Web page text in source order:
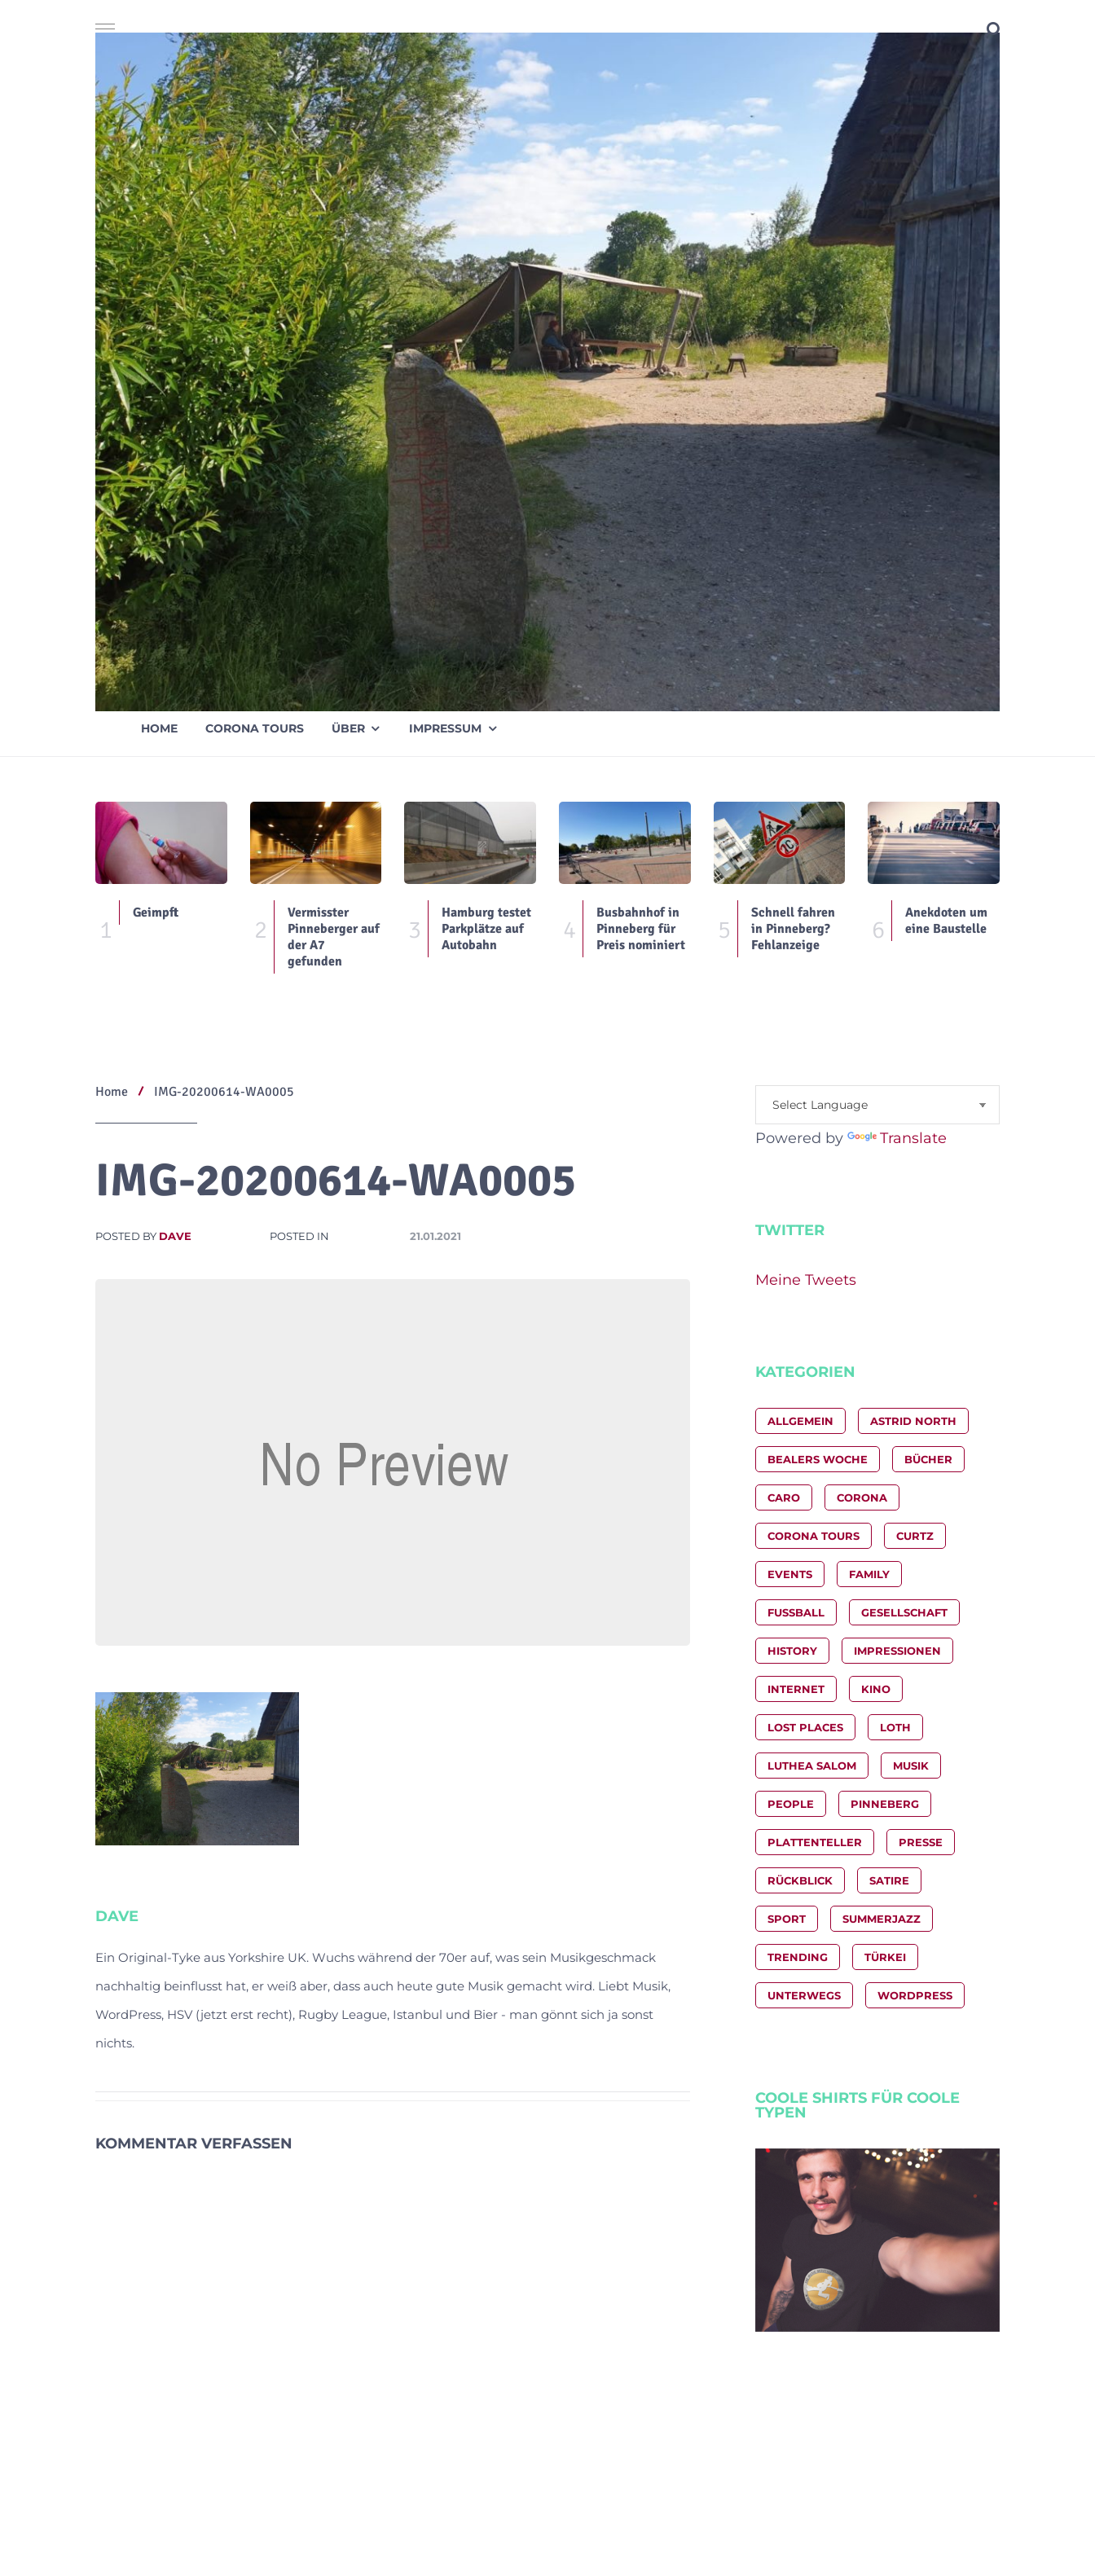
HOME CORONA TOURS ÜBER IMPRESSUM
1
Geimpft
2
Vermisster
Pinneberger auf
der A7
gefunden
3
Hamburg testet
Parkplätze auf
Autobahn
4
Busbahnhof in
Pinneberg für
Preis nominiert
5
Schnell fahren
in Pinneberg?
Fehlanzeige
6
Anekdoten um
eine Baustelle
Home IMG-20200614-WA0005
IMG-20200614-WA0005
POSTED BY DAVE POSTED IN 21.01.2021
DAVE
Ein Original-Tyke aus Yorkshire UK. Wuchs während der 70er auf, was sein Musikgeschmack
nachhaltig beinflusst hat, er weiß aber, dass auch heute gute Musik gemacht wird. Liebt Musik,
WordPress, HSV (jetzt erst recht), Rugby League, Istanbul und Bier - man gönnt sich ja sonst
nichts.
KOMMENTAR VERFASSEN
Powered by Translate
TWITTER
Meine Tweets
KATEGORIEN
ALLGEMEIN ASTRID NORTH
BEALERS WOCHE BÜCHER
CARO CORONA
CORONA TOURS CURTZ
EVENTS FAMILY
FUSSBALL GESELLSCHAFT
HISTORY IMPRESSIONEN
INTERNET KINO
LOST PLACES LOTH
LUTHEA SALOM MUSIK
PEOPLE PINNEBERG
PLATTENTELLER PRESSE
RÜCKBLICK SATIRE
SPORT SUMMERJAZZ
TRENDING TÜRKEI
UNTERWEGS WORDPRESS
COOLE SHIRTS FÜR COOLE
TYPEN